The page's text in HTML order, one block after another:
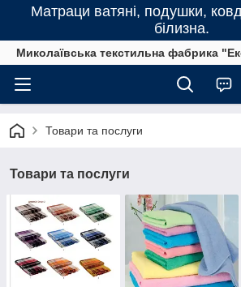
Матраци ватяні, подушки,
білизна.
Миколаївська текстильна фабрика
Товари та послуги
Товари та послуги